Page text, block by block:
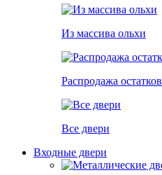
Из массива ольхи
Распродажа остатков
Все двери
Входные двери